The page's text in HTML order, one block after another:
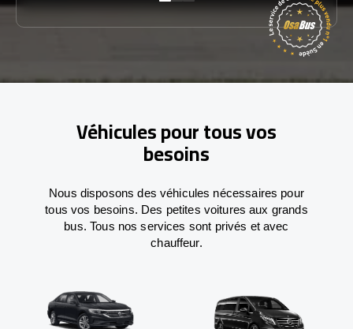
Véhicules pour tous vos
besoins
Nous disposons des véhicules nécessaires pour
tous vos besoins. Des petites voitures aux grands
bus. Tous nos services sont privés et avec
chauffeur.